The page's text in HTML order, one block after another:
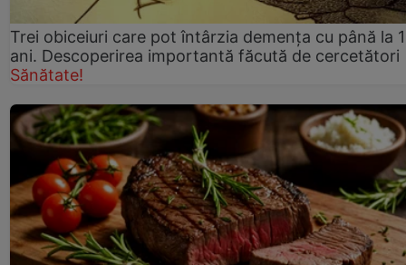
Trei obiceiuri care pot întârzia demența cu până la
ani. Descoperirea importantă făcută de cercetători
Sănătate!